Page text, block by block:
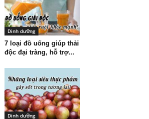
Dinh dưỡng
7 loại đồ uống giúp thải
độc đại tràng, hỗ trợ...
Dinh dưỡng